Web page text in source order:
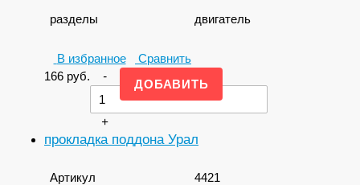
разделы
двигатель
В избранное
Сравнить
166 руб. -
+
прокладка поддона Урал
Артикул
4421